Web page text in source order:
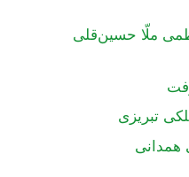
ملّا حسین‌قلی
تبریزی
همدانی